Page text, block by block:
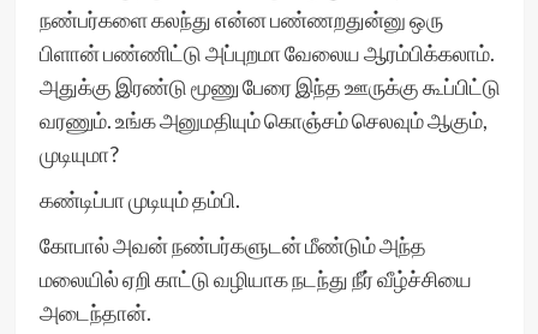
நண்பர்களை கலந்து என்ன பண்ணறதுன்னு ஒரு
பிளான் பண்ணிட்டு அப்புறமா வேலைய ஆரம்பிக்கலாம்.
அதுக்கு இரண்டு மூணு பேரை இந்த ஊருக்கு கூப்பிட்டு
வரணும். உங்க அனுமதியும் கொஞ்சம் செலவும் ஆகும்,
முடியுமா?
கண்டிப்பா முடியும் தம்பி.
கோபால் அவன் நண்பர்களுடன் மீண்டும் அந்த
மலையில் ஏறி காட்டு வழியாக நடந்து நீர் வீழ்ச்சியை
அடைந்தான்.